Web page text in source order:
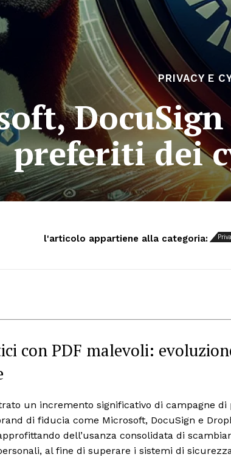
PRIVACY E
preferiti dei
l'articolo appartiene alla categoria:
con PDF malevoli:
un incremento significativo di campagne
di fiducia come Microsoft, DocuSign e
dell’usanza consolidata di
al fine di superare i sistemi di